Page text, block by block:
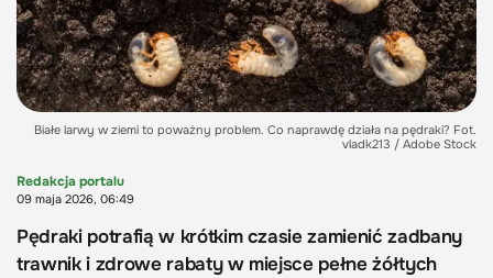
Białe larwy w ziemi to poważny problem. Co naprawdę działa na pędraki? Fot.
vladk213 / Adobe Stock
Redakcja portalu
09 maja 2026, 06:49
Pędraki potrafią w krótkim czasie zamienić zadbany
trawnik i zdrowe rabaty w miejsce pełne żółtych